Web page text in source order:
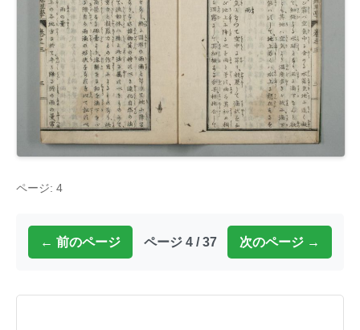
ページ: 4
← 前のページ ページ 4 / 37 次のページ →